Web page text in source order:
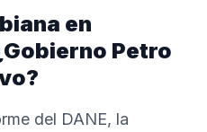
en
Petro
del DANE, la